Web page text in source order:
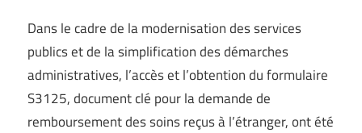
Dans le cadre de la modernisation des services
publics et de la simplification des démarches
administratives, l’accès et l’obtention du formulaire
S3125, document clé pour la demande de
remboursement des soins reçus à l’étranger, ont été